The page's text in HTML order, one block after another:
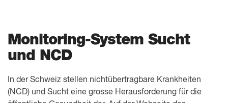
Monitoring-System Sucht
und NCD
In der Schweiz stellen nichtübertragbare Krankheiten
(NCD) und Sucht eine grosse Herausforderung für die